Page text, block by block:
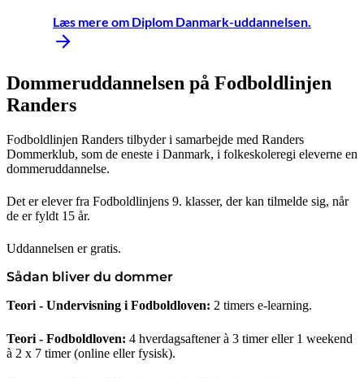
Læs mere om Diplom Danmark-uddannelsen.
Dommeruddannelsen på Fodboldlinjen
Randers
Fodboldlinjen Randers tilbyder i samarbejde med Randers
Dommerklub, som de eneste i Danmark, i folkeskoleregi eleverne en
dommeruddannelse.
Det er elever fra Fodboldlinjens 9. klasser, der kan tilmelde sig, når
de er fyldt 15 år.
Uddannelsen er gratis.
Sådan bliver du dommer
Teori - Undervisning i Fodboldloven: 2 timers e-learning.
Teori - Fodboldloven: 4 hverdagsaftener à 3 timer eller 1 weekend
à 2 x 7 timer (online eller fysisk).